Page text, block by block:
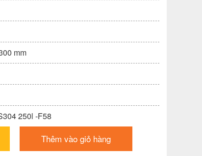
mm
250l -F58
Thêm vào giỏ hàng